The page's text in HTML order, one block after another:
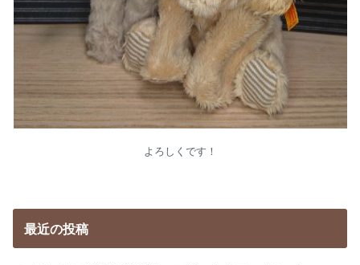
よろしくです！
最近の投稿